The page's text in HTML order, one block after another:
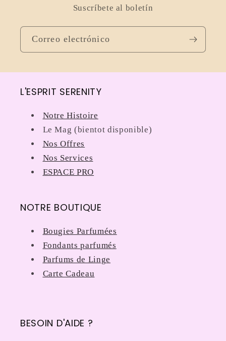
Suscríbete al boletín
Correo electrónico
L'ESPRIT SERENITY
Notre Histoire
Le Mag (bientot disponible)
Nos Offres
Nos Services
ESPACE PRO
NOTRE BOUTIQUE
Bougies Parfumées
Fondants parfumés
Parfums de Linge
Carte Cadeau
BESOIN D'AIDE ?